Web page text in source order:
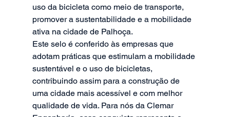
uso da bicicleta como meio de transporte,
promover a sustentabilidade e a mobilidade
ativa na cidade de Palhoça.
Este selo é conferido às empresas que
adotam práticas que estimulam a mobilidade
sustentável e o uso de bicicletas,
contribuindo assim para a construção de
uma cidade mais acessível e com melhor
qualidade de vida. Para nós da Clemar